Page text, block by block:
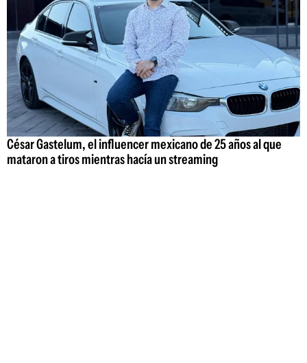
César Gastelum, el influencer mexicano de 25 años al que
mataron a tiros mientras hacía un streaming